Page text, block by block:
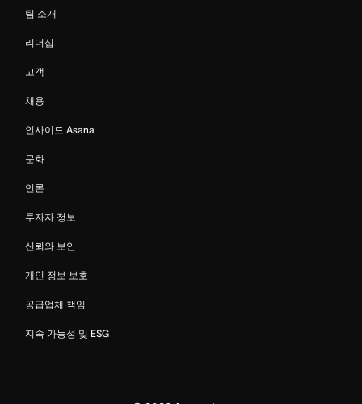
팀 소개
리더십
고객
채용
인사이드 Asana
문화
언론
투자자 정보
신뢰와 보안
개인 정보 보호
공급업체 책임
지속 가능성 및 ESG